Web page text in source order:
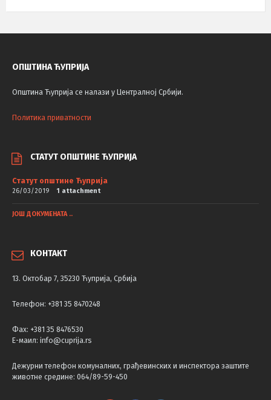
ОПШТИНА ЋУПРИЈА
Општина Ћуприја се налази у Централној Србији.
Политика приватности
СТАТУТ ОПШТИНЕ ЋУПРИЈА
Статут општине Ћуприја
26/03/2019 1 attachment
ЈОШ ДОКУМЕНАТА ..
КОНТАКТ
13. Октобар 7, 35230 Ћуприја, Србија
Телефон: +381 35 8470248
Фаx: +381 35 8476530
Е-маил: info@cuprija.rs
Дежурни телефон комуналних, грађевинских и инспектора заштите
животне средине: 064/89-59-450